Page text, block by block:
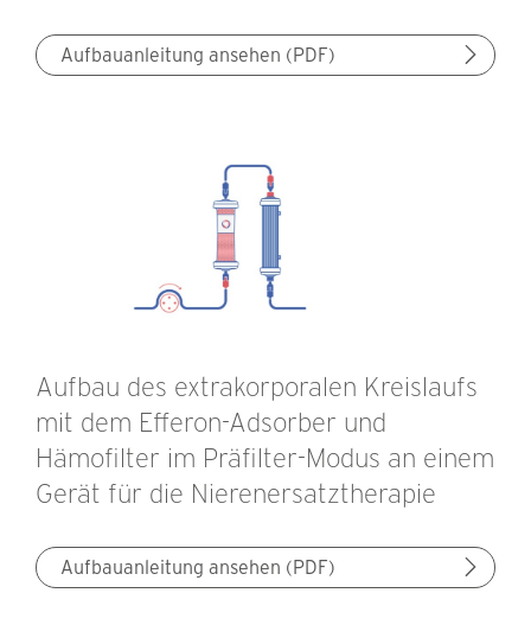
Aufbauanleitung ansehen (PDF)
Aufbau des extrakorporalen Kreislaufs
mit dem Efferon-Adsorber und
Hämofilter im Präfilter-Modus an einem
Gerät für die Nierenersatztherapie
Aufbauanleitung ansehen (PDF)